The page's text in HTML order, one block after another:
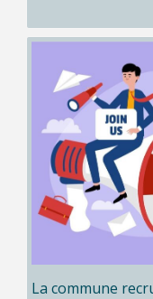
La commune